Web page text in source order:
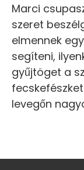
Marci
szeret
elmennek
segíteni,
gyűjtöget a
levegőn